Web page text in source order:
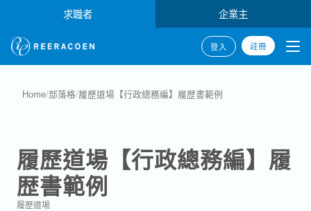
求職者 企業主
登入 註冊
Home/部落格/履歷道場【行政總務編】履歴書範例
履歷道場【行政總務編】履
歴書範例
履歷道場